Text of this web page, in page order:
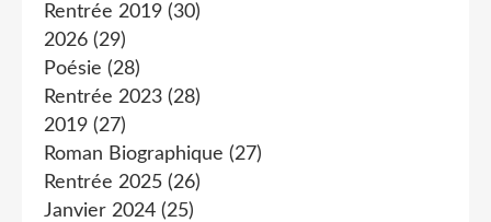
Rentrée 2019 (30)
2026 (29)
Poésie (28)
Rentrée 2023 (28)
2019 (27)
Roman Biographique (27)
Rentrée 2025 (26)
Janvier 2024 (25)